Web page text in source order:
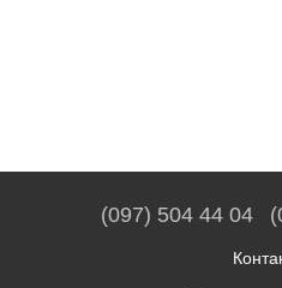
(097) 504 44 04